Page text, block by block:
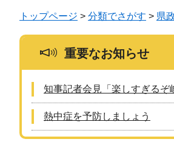
トップページ > 分類でさがす > 県
重要なお知らせ
知事記者会見「楽しすぎる
熱中症を予防しましょう